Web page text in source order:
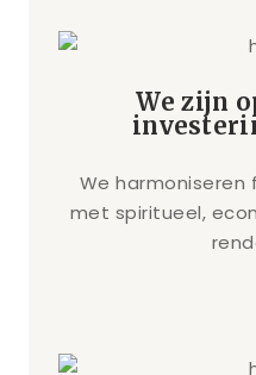
We zijn
We
met spiritueel,